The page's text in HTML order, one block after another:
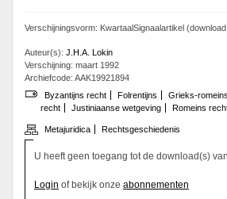
Verschijningsvorm: KwartaalSignaalartikel
Auteur(s): J.H.A. Lokin
Verschijning: maart 1992
Archiefcode: AAK19921894
Byzantijns recht
Folrentijns Grieks-
recht
Justiniaanse wetgeving Romeins
Metajuridica Rechtsgeschiedenis
U heeft geen toegang tot de download(s)
Login of bekijk onze abonnementen